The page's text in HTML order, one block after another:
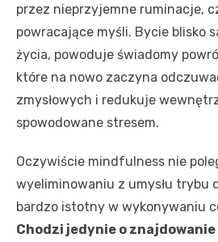
przez nieprzyjemne ruminacje,
powracające myśli. Bycie blisko
życia, powoduje świadomy
które na nowo zaczyna
zmysłowych i redukuje
spowodowane stresem.
Oczywiście mindfulness nie
wyeliminowaniu z umysłu trybu
bardzo istotny w wykonywaniu
Chodzi jedynie o